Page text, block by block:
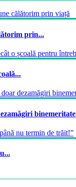
prin...